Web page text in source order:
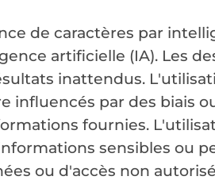
de caractères par
artificielle (IA). Les
inattendus.
influencés par des biais
fournies.
sensibles ou
ou d'accès non